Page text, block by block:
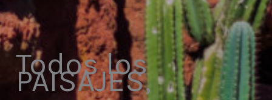
Todos los
PAISAJES,